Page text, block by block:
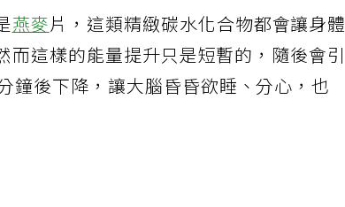
燕麥片，這類精緻碳水化合物都會讓身體
這樣的能量提升只是短暫的，隨後會引
鐘後下降，讓大腦昏昏欲睡、分心，也